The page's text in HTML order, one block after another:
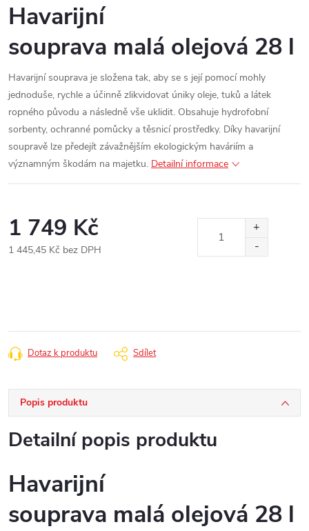
Havarijní
souprava malá olejová 28 l
Havarijní souprava je složena tak, aby se s její pomocí mohly
jednoduše, rychle a účinně zlikvidovat úniky oleje, tuků a látek
ropného původu a následně vše uklidit. Obsahuje hydrofobní
sorbenty, ochranné pomůcky a těsnicí prostředky. Díky havarijní
soupravě lze předejít závažnějším ekologickým haváriím a
významným škodám na majetku. Detailní informace
1 749 Kč
1 445,45 Kč bez DPH
Dotaz k produktu Sdílet
Popis produktu
Detailní popis produktu
Havarijní
souprava malá olejová 28 l